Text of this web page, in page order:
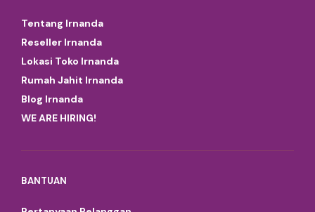
Tentang Irnanda
Reseller Irnanda
Lokasi Toko Irnanda
Rumah Jahit Irnanda
Blog Irnanda
WE ARE HIRING!
BANTUAN